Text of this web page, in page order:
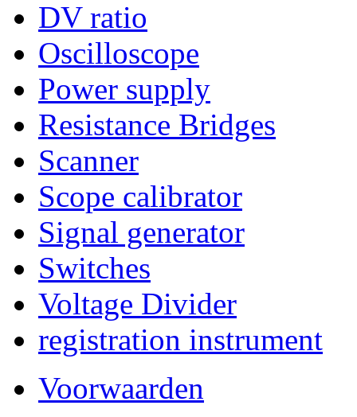
DV ratio
Oscilloscope
Power supply
Resistance Bridges
Scanner
Scope calibrator
Signal generator
Switches
Voltage Divider
registration instrument
Voorwaarden